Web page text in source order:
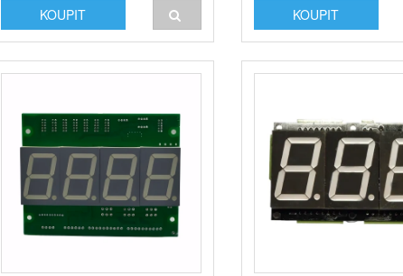
KOUPIT
KOUPIT